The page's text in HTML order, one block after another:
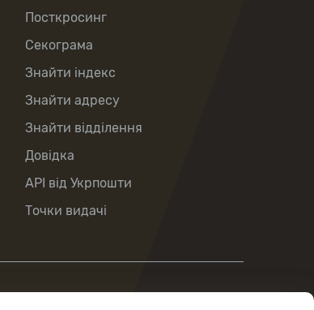
Посткросинг
Секограма
Знайти індекс
Знайти адресу
Знайти відділення
Довідка
API від Укрпошти
Точки видачі